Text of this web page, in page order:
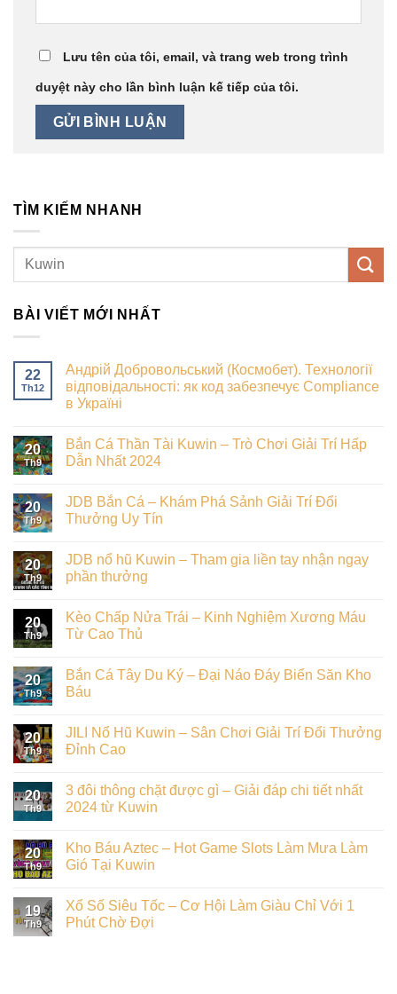
Lưu tên của tôi, email, và trang web trong trình
duyệt này cho lần bình luận kế tiếp của tôi.
TÌM KIẾM NHANH
BÀI VIẾT MỚI NHẤT
22
Th12
Андрій Добровольський (Космобет). Технології
відповідальності: як код забезпечує Compliance
в Україні
20
Th9
Bắn Cá Thần Tài Kuwin – Trò Chơi Giải Trí Hấp
Dẫn Nhất 2024
20
Th9
JDB Bắn Cá – Khám Phá Sảnh Giải Trí Đổi
Thưởng Uy Tín
20
Th9
JDB nổ hũ Kuwin – Tham gia liền tay nhận ngay
phần thưởng
20
Th9
Kèo Chấp Nửa Trái – Kinh Nghiệm Xương Máu
Từ Cao Thủ
20
Th9
Bắn Cá Tây Du Ký – Đại Náo Đáy Biển Săn Kho
Báu
20
Th9
JILI Nổ Hũ Kuwin – Sân Chơi Giải Trí Đổi Thưởng
Đỉnh Cao
20
Th9
3 đôi thông chặt được gì – Giải đáp chi tiết nhất
2024 từ Kuwin
20
Th9
Kho Báu Aztec – Hot Game Slots Làm Mưa Làm
Gió Tại Kuwin
19
Th9
Xổ Số Siêu Tốc – Cơ Hội Làm Giàu Chỉ Với 1
Phút Chờ Đợi